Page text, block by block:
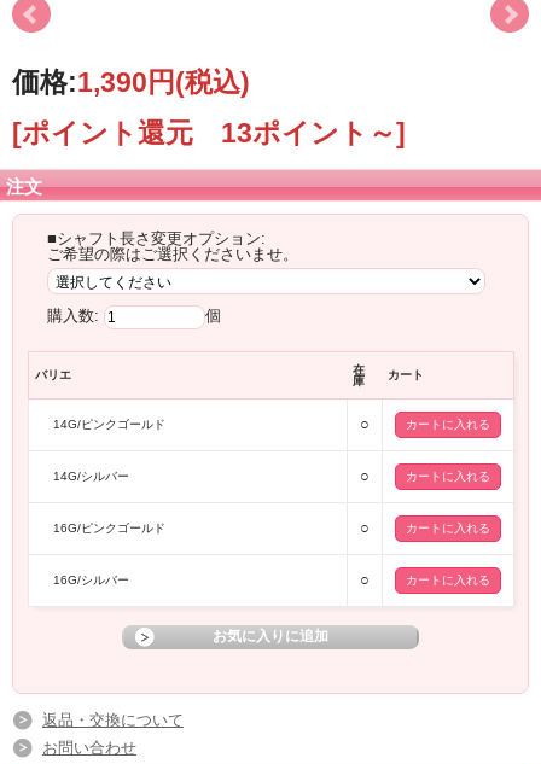
価格:1,390円(税込)
[ポイント還元 13ポイント～]
注文
■シャフト長さ変更オプション:
ご希望の際はご選択くださいませ。
購入数: 個
バリエ
在
庫
カート
14G/ピンクゴールド ○
14G/シルバー ○
16G/ピンクゴールド ○
16G/シルバー ○
返品・交換について
お問い合わせ